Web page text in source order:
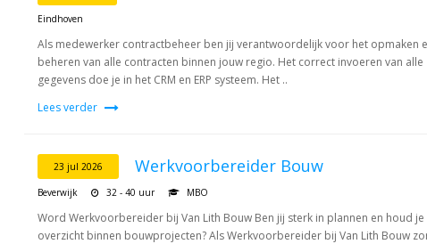
Eindhoven
Als medewerker contractbeheer ben jij verantwoordelijk voor het opmaken
beheren van alle contracten binnen jouw regio. Het correct invoeren van alle
gegevens doe je in het CRM en ERP systeem. Het ..
Lees verder
23 jul 2026 Werkvoorbereider Bouw
Beverwijk 32 - 40 uur MBO
Word Werkvoorbereider bij Van Lith Bouw Ben jij sterk in plannen en houd
overzicht binnen bouwprojecten? Als Werkvoorbereider bij Van Lith Bouw